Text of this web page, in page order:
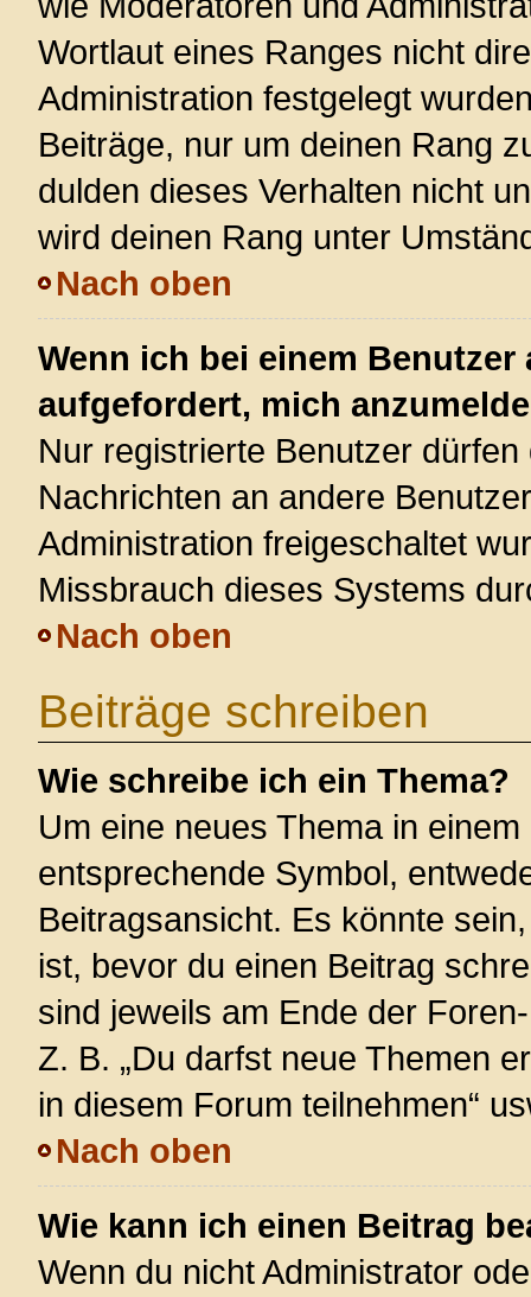
Wortlaut eines Ranges nicht
Administration festgelegt
Beiträge, nur um deinen Rang
dulden dieses Verhalten nicht
wird deinen Rang unter
Nach oben
Wenn ich bei einem
aufgefordert, mich
Nur registrierte Benutzer
Nachrichten an andere
Administration freigeschaltet
Missbrauch dieses Systems
Nach oben
Beiträge schreiben
Wie schreibe ich ein Thema?
Um eine neues Thema in
entsprechende Symbol,
Beitragsansicht. Es könnte
ist, bevor du einen Beitrag
sind jeweils am Ende der
Z. B. „Du darfst neue Themen
in diesem Forum teilnehmen“
Nach oben
Wie kann ich einen Beitrag
Wenn du nicht Administrator